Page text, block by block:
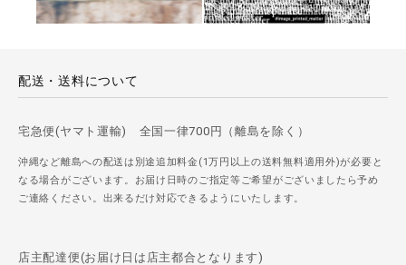
配送・送料について
宅急便(ヤマト運輸) 全国一律700円（離島を除く）
沖縄など離島への配送は別途追加料金(1万円以上の送料無料適用外)が必要と
なる場合がございます。お届け日時のご指定等ご希望がございましたら予め
ご連絡ください。出来るだけ対応できるようにいたします。
店主配達便(お届け日は店主都合となります)